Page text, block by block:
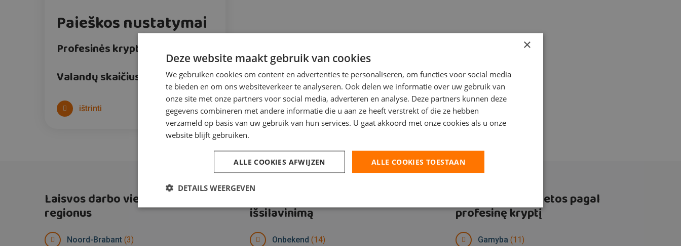
Paieškos nustatymai
Profesinės kryptis
Valandų skaičius per savaitę 0
ištrinti
Laisvos darbo vietos pagal
regionus
Noord-Brabant (3)
Laisvos darbo vietos pagal
išsilavinimą
Onbekend (14)
Laisvos darbo vietos pagal
profesinę kryptį
Gamyba (11)
×
Deze website maakt gebruik van cookies
We gebruiken cookies om content en advertenties te personaliseren, om functies voor social media
te bieden en om ons websiteverkeer te analyseren. Ook delen we informatie over uw gebruik van
onze site met onze partners voor social media, adverteren en analyse. Deze partners kunnen deze
gegevens combineren met andere informatie die u aan ze heeft verstrekt of die ze hebben
verzameld op basis van uw gebruik van hun services. U gaat akkoord met onze cookies als u onze
website blijft gebruiken.
ALLE COOKIES TOESTAAN
ALLE COOKIES AFWIJZEN
DETAILS WEERGEVEN